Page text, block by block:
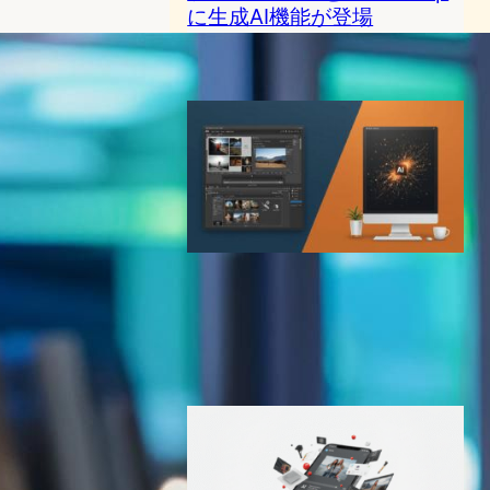
に生成AI機能が登場
2024年7月24日15:26
Adobe PhotoshopのAI機能